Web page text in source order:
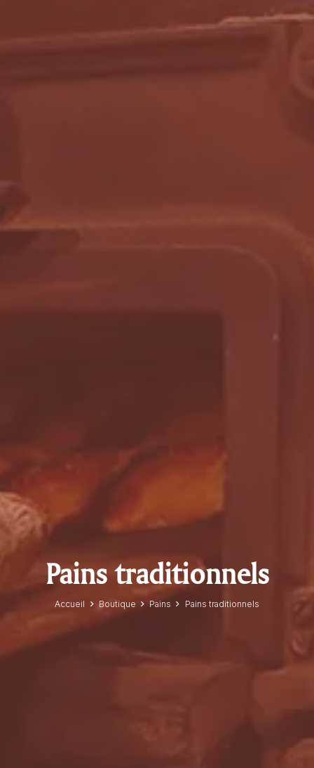
Pains traditionnels
Accueil Boutique Pains Pains traditionnels